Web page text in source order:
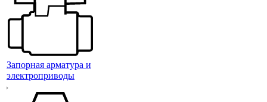
Запорная арматура и
электроприводы